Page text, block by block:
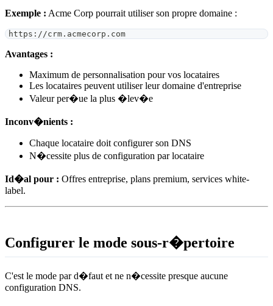
Exemple : Acme Corp pourrait utiliser son propre domaine :
https://crm.acmecorp.com
Avantages :
Maximum de personnalisation pour vos locataires
Les locataires peuvent utiliser leur domaine d'entreprise
Valeur per�ue la plus �lev�e
Inconv�nients :
Chaque locataire doit configurer son DNS
N�cessite plus de configuration par locataire
Id�al pour : Offres entreprise, plans premium, services white-
label.
Configurer le mode sous-r�pertoire
C'est le mode par d�faut et ne n�cessite presque aucune
configuration DNS.